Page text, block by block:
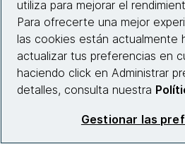
Sin embargo, el potencial de
provocar parálisis. Los principios
tecnología responsable, que
soluciones se basen en
accesibilidad y la
utiliza para mejorar el
Para ofrecerte una mejor
las cookies están actualmente
actualizar tus preferencias en
haciendo click en Administrar
detalles, consulta nuestra
Gestionar las